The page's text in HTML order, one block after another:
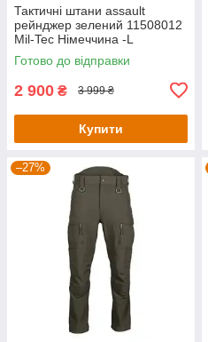
Тактичні штани assault
рейнджер зелений 11508012
Mil-Tec Німеччина -L
Готово до відправки
2 900 ₴ 3 999 ₴
Купити
–27%